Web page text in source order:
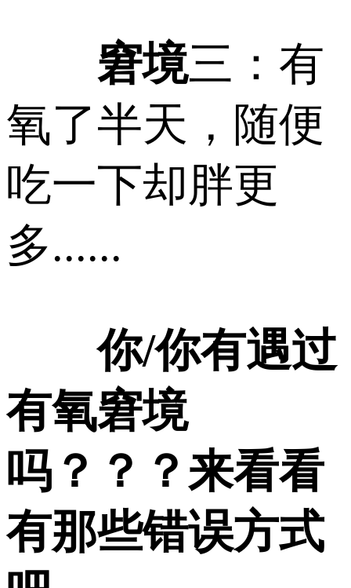
窘境三：有
氧了半天，随便
吃一下却胖更
多......
你/你有遇过
有氧窘境
吗？？？来看看
有那些错误方式